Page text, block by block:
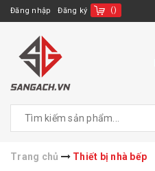
Đăng nhập Đăng ký ()
Trang chủ Thiết bị nhà bếp